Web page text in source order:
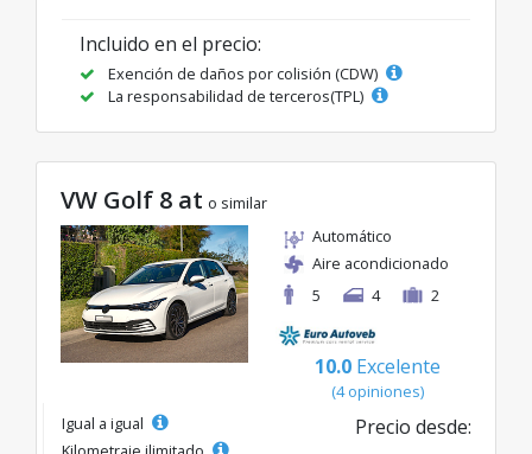
Incluido en el precio:
Exención de daños por colisión (CDW)
La responsabilidad de terceros(TPL)
VW Golf 8 at o similar
Automático
Aire acondicionado
5
4 2
10.0 Excelente
(4 opiniones)
Igual a igual
Precio desde: